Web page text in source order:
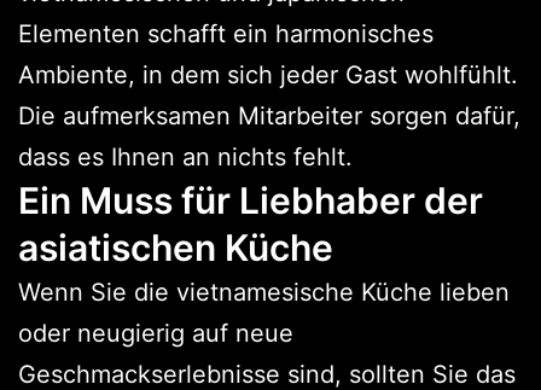
Elementen schafft ein harmonisches
Ambiente, in dem sich jeder Gast wohlfühlt.
Die aufmerksamen Mitarbeiter sorgen dafür,
dass es Ihnen an nichts fehlt.
Ein Muss für Liebhaber der
asiatischen Küche
Wenn Sie die vietnamesische Küche lieben
oder neugierig auf neue
Geschmackserlebnisse sind, sollten Sie das